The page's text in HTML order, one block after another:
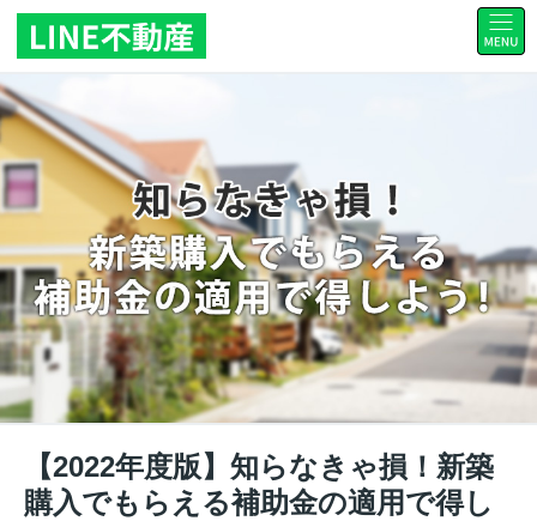
【2022年度版】知らなきゃ損！新築
購入でもらえる補助金の適用で得し